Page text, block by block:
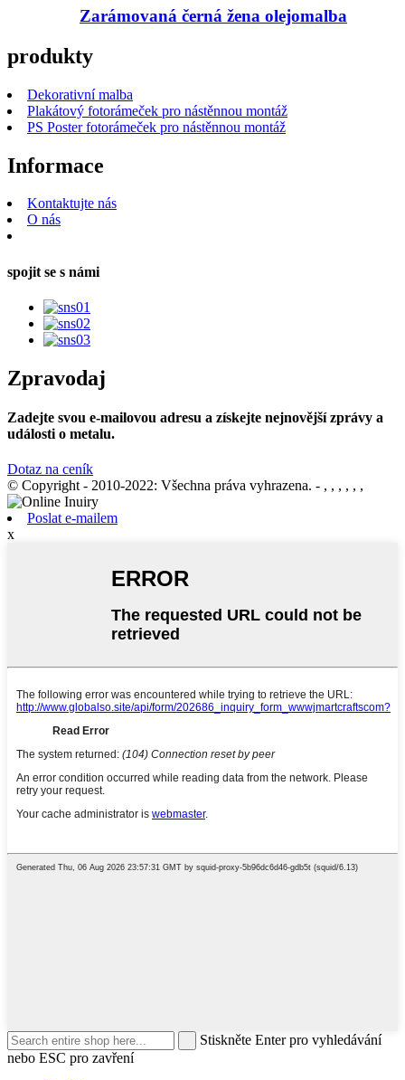
Zarámovaná černá žena olejomalba
produkty
Dekorativní malba
Plakátový fotorámeček pro nástěnnou montáž
PS Poster fotorámeček pro nástěnnou montáž
Informace
Kontaktujte nás
O nás
spojit se s námi
Zpravodaj
Zadejte svou e-mailovou adresu a získejte nejnovější zprávy a
události o metalu.
Dotaz na ceník
© Copyright - 2010-2022: Všechna práva vyhrazena. - , , , , , ,
Poslat e-mailem
x
Stiskněte Enter pro vyhledávání
nebo ESC pro zavření